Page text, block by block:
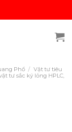
Phổ / Vật tư tiêu
tư sắc ký lỏng HPLC,